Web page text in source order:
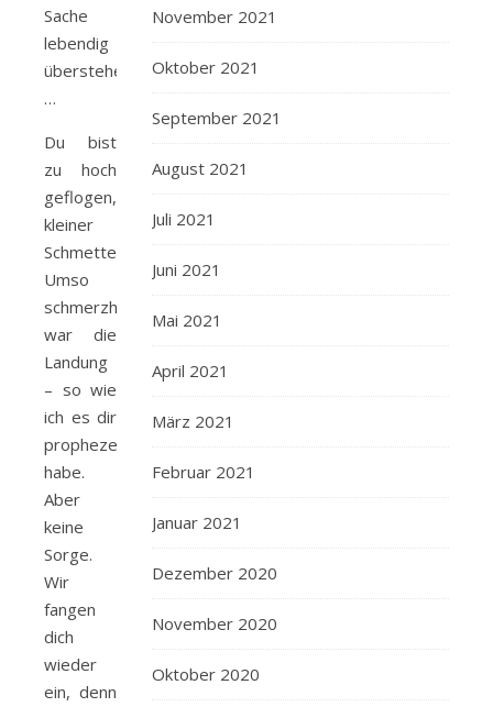
Sache
lebendig
überstehe
…
Du bist
zu hoch
geflogen,
kleiner
Schmetterling.
Umso
schmerzhafter
war die
Landung
– so wie
ich es dir
prophezeit
habe.
Aber
keine
Sorge.
Wir
fangen
dich
wieder
ein, denn
November 2021
Oktober 2021
September 2021
August 2021
Juli 2021
Juni 2021
Mai 2021
April 2021
März 2021
Februar 2021
Januar 2021
Dezember 2020
November 2020
Oktober 2020